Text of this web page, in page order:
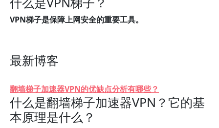
VPN梯子是保障上网安全的重要工具。
最新博客
翻墙梯子加速器VPN的优缺点分析有哪些？
什么是翻墙梯子加速器VPN？它的基
本原理是什么？